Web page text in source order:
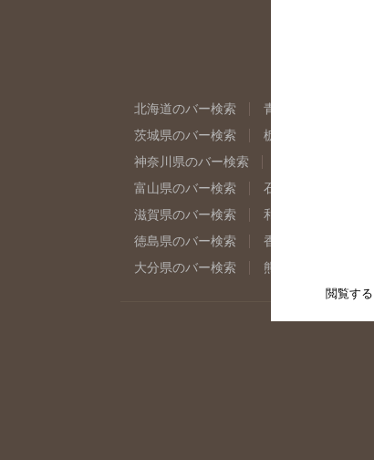
北海道のバー検索 青森県のバー検索
茨城県のバー検索
栃木県のバー検索
神奈川県のバー検索
富山県のバー検索
石川県のバー検索
滋賀県のバー検索
和歌山県のバー検索
徳島県のバー検索
香川県のバー検索
大分県のバー検索
熊本県のバー検索
閲覧する